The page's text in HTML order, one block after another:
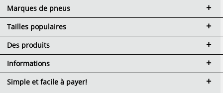
Marques de pneus
Tailles populaires
Des produits
Informations
Simple et facile à payer!